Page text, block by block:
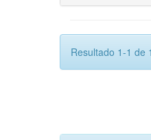
Resultado 1-1 de